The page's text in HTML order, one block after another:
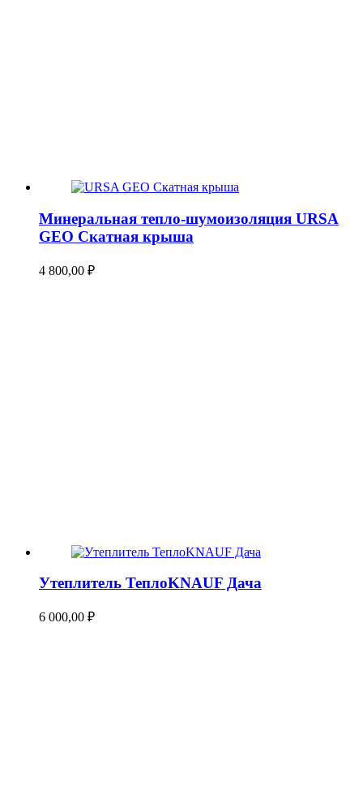
Минеральная тепло-шумоизоляция URSA
GEO Скатная крыша
4 800,00 ₽
Утеплитель ТеплоKNAUF Дача
6 000,00 ₽